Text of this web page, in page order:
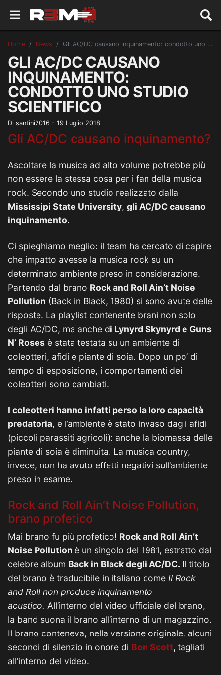
Home News Gli AC/DC causano inquinamento: condotto uno studio scientifico
GLI AC/DC CAUSANO
INQUINAMENTO:
CONDOTTO UNO STUDIO
SCIENTIFICO
Di santini2016 - 19 Luglio 2018
Gli AC/DC causano inquinamento?
Ascoltare la musica ad alto volume potrebbe più
non essere la stessa cosa per i fan della musica
rock. Secondo uno studio realizzato dalla
Mississipi State University, gli AC/DC causano
inquinamento.
Ci spieghiamo meglio: il team ha cercato di capire
che impatto avesse la musica rock su un
determinato ambiente preso in considerazione.
Partendo dal brano Rock and Roll Ain’t Noise
Pollution (Back in Black, 1980) si sono avute delle
risposte. La playlist contenente brani non solo
degli AC/DC, ma anche di Lynyrd Skynyrd e Guns
N’ Roses è stata testata su un ambiente di
coleotteri, afidi e piante di soia. Dopo un po’ di
tempo di esposizione, i comportamenti dei
coleotteri sono cambiati.
I coleotteri hanno infatti perso la loro capacità
predatoria, e l’ambiente è stato invaso dagli afidi
(piccoli parassiti agricoli): anche la biomassa delle
piante di soia è diminuita. La musica country,
invece, non ha avuto effetti negativi sull’ambiente
preso in esame.
Rock and Roll Ain’t Noise Pollution,
brano profetico
Mai brano fu più profetico! Rock and Roll Ain’t
Noise Pollution è un singolo del 1981, estratto dal
celebre album Back in Black degli AC/DC. Il titolo
del brano è traducibile in italiano come Il Rock
and Roll non produce inquinamento
acustico. All’interno del video ufficiale del brano,
la band suona il brano all’interno di un magazzino.
Il brano conteneva, nella versione originale, alcuni
secondi di silenzio in onore di Bon Scott, tagliati
all’interno del video.